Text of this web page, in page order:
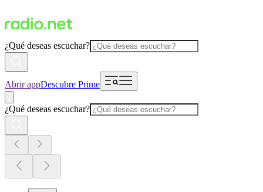
¿Qué deseas escuchar?
Abrir appDescubre Prime
¿Qué deseas escuchar?